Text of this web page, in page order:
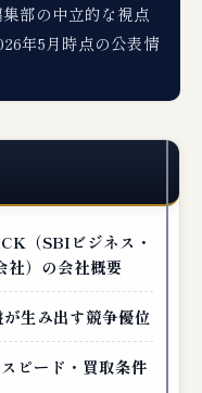
部の中立的な視点
年5月時点の公表情
（SBIビジネス・
社）の会社概要
生み出す競争優位
ピード・買取条件